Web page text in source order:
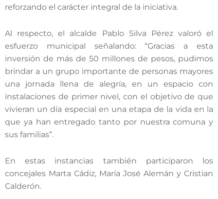
reforzando el carácter integral de la iniciativa.
Al respecto, el alcalde Pablo Silva Pérez valoró el
esfuerzo municipal señalando: “Gracias a esta
inversión de más de 50 millones de pesos, pudimos
brindar a un grupo importante de personas mayores
una jornada llena de alegría, en un espacio con
instalaciones de primer nivel, con el objetivo de que
vivieran un día especial en una etapa de la vida en la
que ya han entregado tanto por nuestra comuna y
sus familias”.
En estas instancias también participaron los
concejales Marta Cádiz, María José Alemán y Cristian
Calderón.